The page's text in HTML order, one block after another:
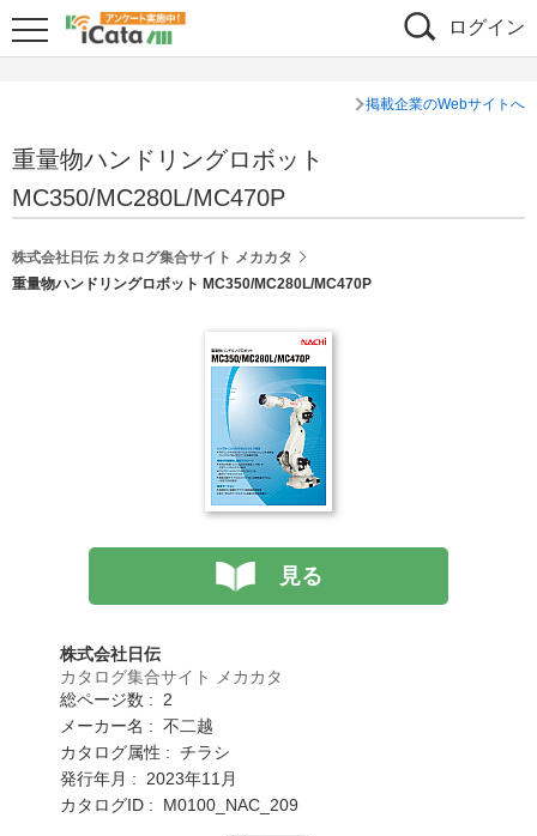
ログイン
掲載企業のWebサイトへ
重量物ハンドリングロボット
MC350/MC280L/MC470P
株式会社日伝 カタログ集合サイト メカカタ
重量物ハンドリングロボット MC350/MC280L/MC470P
見る
株式会社日伝
カタログ集合サイト メカカタ
総ページ数 : 2
メーカー名 : 不二越
カタログ属性 : チラシ
発行年月 : 2023年11月
カタログID : M0100_NAC_209